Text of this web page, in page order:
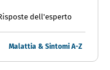
dell'esperto
Malattia & Sintomi A-Z